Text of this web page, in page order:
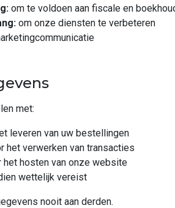
om te voldoen aan fiscale en
om onze diensten te verbeteren
met:
leveren van uw bestellingen
het verwerken van transacties
hosten van onze website
wettelijk vereist
nooit aan derden.